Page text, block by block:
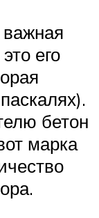
его
бетон
марка